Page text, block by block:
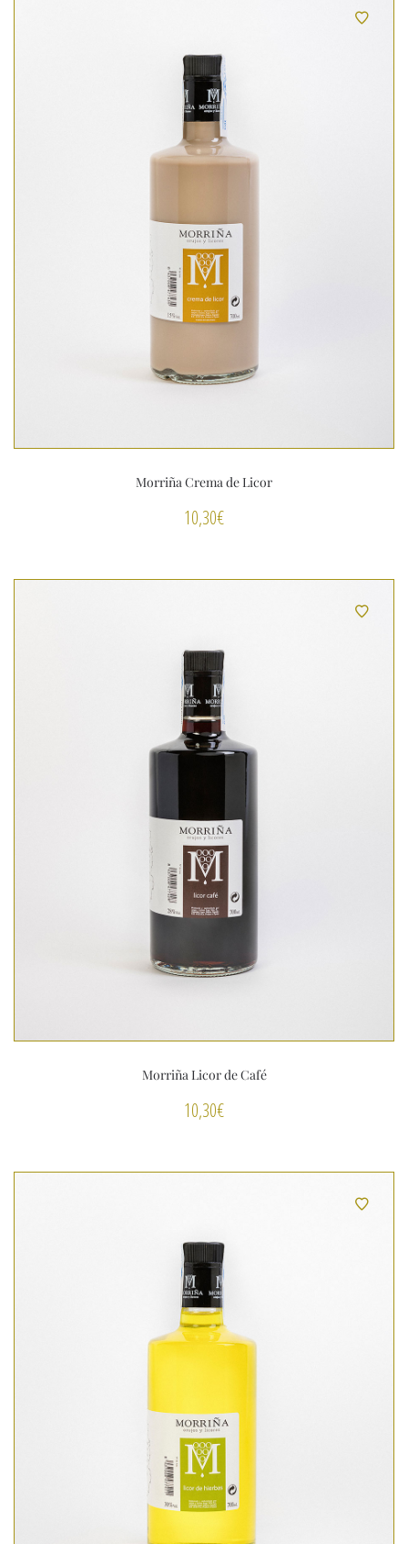
Morriña Crema de Licor
10,30€
Morriña Licor de Café
10,30€